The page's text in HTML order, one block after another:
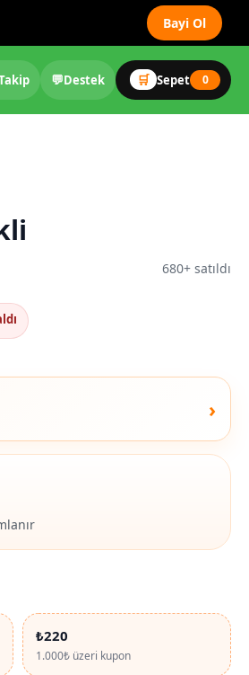
Bayi Ol
💬Destek 🛒 Sepet 0
680+ satıldı
›
₺220
1.000₺ üzeri kupon